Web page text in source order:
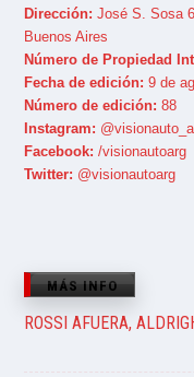
Dirección: José S. Sosa
Buenos Aires
Número de Propiedad
Fecha de edición: 9 de
Número de edición: 88
Instagram:
Facebook: /visionautoarg
Twitter: @visionautoarg
MÁS INFO
ROSSI AFUERA,